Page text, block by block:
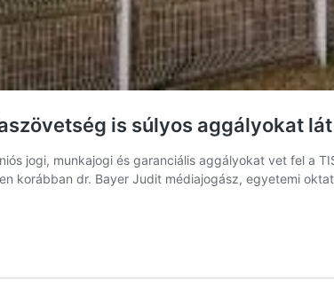
is súlyos aggályokat
jogi, munkajogi és garanciális aggályokat vet fel a
korábban dr. Bayer Judit médiajogász, egyetemi